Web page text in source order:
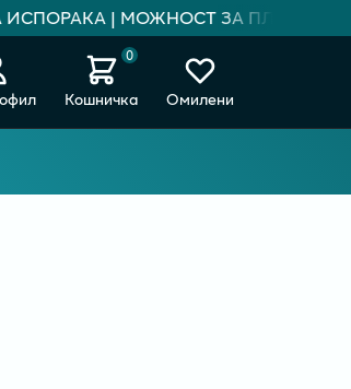
ИСПОРАКА | МОЖНОСТ ЗА ПЛАЌАЊЕ
0
Кошничка Омилени